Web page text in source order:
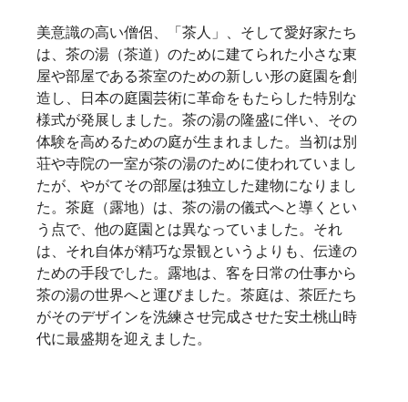
美意識の高い僧侶、「茶人」、そして愛好家たち
は、茶の湯（茶道）のために建てられた小さな東
屋や部屋である茶室のための新しい形の庭園を創
造し、日本の庭園芸術に革命をもたらした特別な
様式が発展しました。茶の湯の隆盛に伴い、その
体験を高めるための庭が生まれました。当初は別
荘や寺院の一室が茶の湯のために使われていまし
たが、やがてその部屋は独立した建物になりまし
た。茶庭（露地）は、茶の湯の儀式へと導くとい
う点で、他の庭園とは異なっていました。それ
は、それ自体が精巧な景観というよりも、伝達の
ための手段でした。露地は、客を日常の仕事から
茶の湯の世界へと運びました。茶庭は、茶匠たち
がそのデザインを洗練させ完成させた安土桃山時
代に最盛期を迎えました。